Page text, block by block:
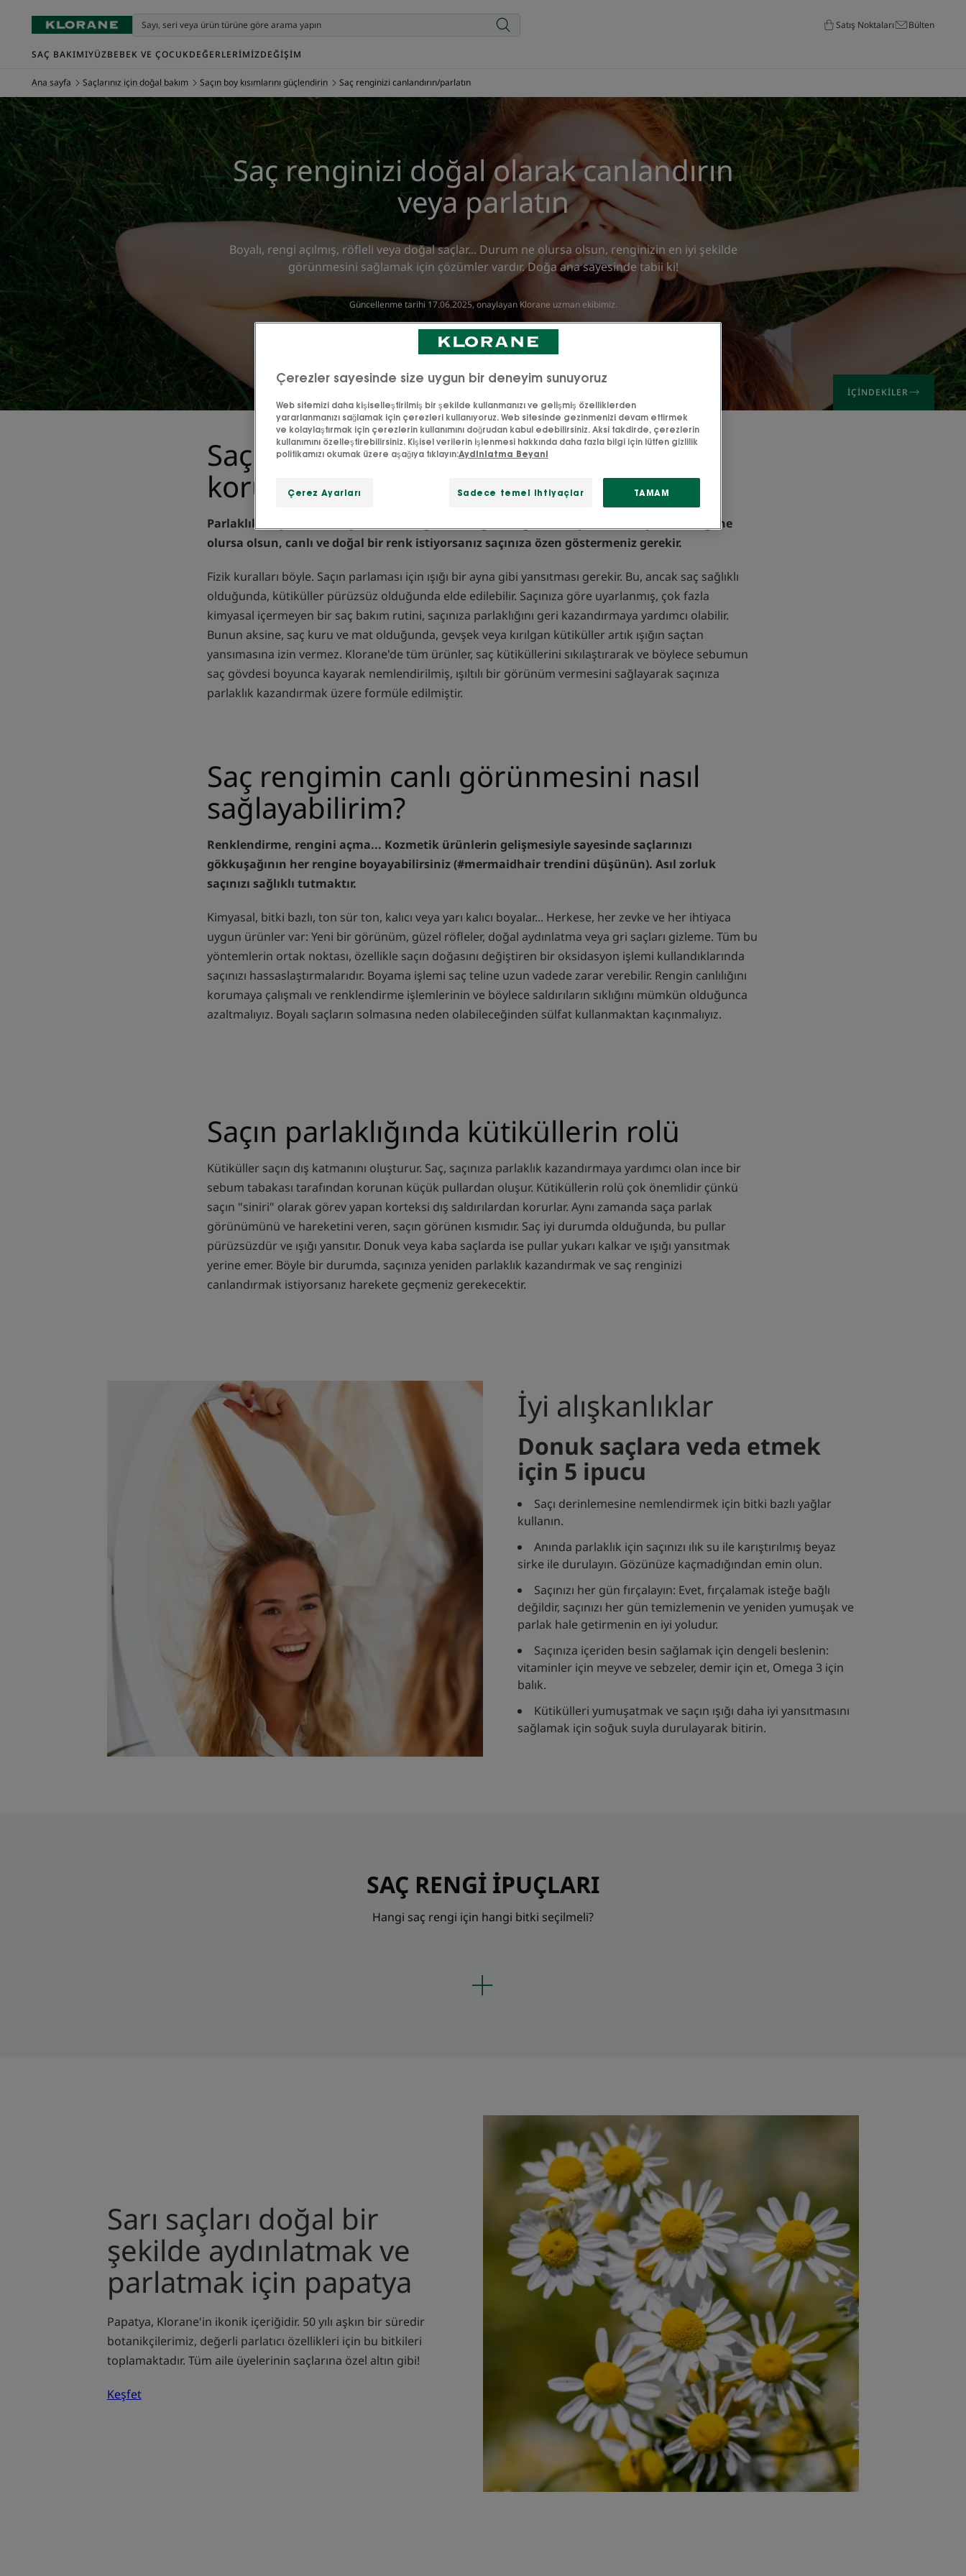
Satış Noktaları Bülten
SAÇ BAKIMIYÜZBEBEK VE ÇOCUKDEĞERLERIMIZDEĞIŞIM
Ana sayfa Saçlarınız için doğal bakım Saçın boy kısımlarını güçlendirin Saç renginizi canlandırın/parlatın
Saç renginizi doğal olarak canlandırın
veya parlatın
Boyalı, rengi açılmış, röfleli veya doğal saçlar... Durum ne olursa olsun, renginizin en iyi şekilde
görünmesini sağlamak için çözümler vardır. Doğa ana sayesinde tabii ki!
Güncellenme tarihi 17.06.2025, onaylayanKlorane uzman ekibimiz.
Saçın boy kısımlarını güçlendirin
İÇINDEKILER
Saç renginizi doğal olarak nasıl
koruyabilirsiniz?
Parlaklık, saçınızın ve saç derinizin sağlıklı olduğunun görünür işaretidir. Saçınızın rengi ne
olursa olsun, canlı ve doğal bir renk istiyorsanız saçınıza özen göstermeniz gerekir.
Fizik kuralları böyle. Saçın parlaması için ışığı bir ayna gibi yansıtması gerekir. Bu, ancak saç sağlıklı
olduğunda, kütiküller pürüzsüz olduğunda elde edilebilir. Saçınıza göre uyarlanmış, çok fazla
kimyasal içermeyen bir saç bakım rutini, saçınıza parlaklığını geri kazandırmaya yardımcı olabilir.
Bunun aksine, saç kuru ve mat olduğunda, gevşek veya kırılgan kütiküller artık ışığın saçtan
yansımasına izin vermez. Klorane'de tüm ürünler, saç kütiküllerini sıkılaştırarak ve böylece sebumun
saç gövdesi boyunca kayarak nemlendirilmiş, ışıltılı bir görünüm vermesini sağlayarak saçınıza
parlaklık kazandırmak üzere formüle edilmiştir.
Saç rengimin canlı görünmesini nasıl
sağlayabilirim?
Renklendirme, rengini açma... Kozmetik ürünlerin gelişmesiyle sayesinde saçlarınızı
gökkuşağının her rengine boyayabilirsiniz (#mermaidhair trendini düşünün). Asıl zorluk
saçınızı sağlıklı tutmaktır.
Kimyasal, bitki bazlı, ton sür ton, kalıcı veya yarı kalıcı boyalar... Herkese, her zevke ve her ihtiyaca
uygun ürünler var: Yeni bir görünüm, güzel röfleler, doğal aydınlatma veya gri saçları gizleme. Tüm bu
yöntemlerin ortak noktası, özellikle saçın doğasını değiştiren bir oksidasyon işlemi kullandıklarında
saçınızı hassaslaştırmalarıdır. Boyama işlemi saç teline uzun vadede zarar verebilir. Rengin canlılığını
korumaya çalışmalı ve renklendirme işlemlerinin ve böylece saldırıların sıklığını mümkün olduğunca
azaltmalıyız. Boyalı saçların solmasına neden olabileceğinden sülfat kullanmaktan kaçınmalıyız.
Saçın parlaklığında kütiküllerin rolü
Kütiküller saçın dış katmanını oluşturur. Saç, saçınıza parlaklık kazandırmaya yardımcı olan ince bir
sebum tabakası tarafından korunan küçük pullardan oluşur. Kütiküllerin rolü çok önemlidir çünkü
saçın "siniri" olarak görev yapan korteksi dış saldırılardan korurlar. Aynı zamanda saça parlak
görünümünü ve hareketini veren, saçın görünen kısmıdır. Saç iyi durumda olduğunda, bu pullar
pürüzsüzdür ve ışığı yansıtır. Donuk veya kaba saçlarda ise pullar yukarı kalkar ve ışığı yansıtmak
yerine emer. Böyle bir durumda, saçınıza yeniden parlaklık kazandırmak ve saç renginizi
canlandırmak istiyorsanız harekete geçmeniz gerekecektir.
İyi alışkanlıklar
Donuk saçlara veda etmek
için 5 ipucu
Saçı derinlemesine nemlendirmek için bitki bazlı yağlar
kullanın.
Anında parlaklık için saçınızı ılık su ile karıştırılmış beyaz
sirke ile durulayın. Gözünüze kaçmadığından emin olun.
Saçınızı her gün fırçalayın: Evet, fırçalamak isteğe bağlı
değildir, saçınızı her gün temizlemenin ve yeniden yumuşak ve
parlak hale getirmenin en iyi yoludur.
Saçınıza içeriden besin sağlamak için dengeli beslenin:
vitaminler için meyve ve sebzeler, demir için et, Omega 3 için
balık.
Kütikülleri yumuşatmak ve saçın ışığı daha iyi yansıtmasını
sağlamak için soğuk suyla durulayarak bitirin.
SAÇ RENGİ İPUÇLARI
Hangi saç rengi için hangi bitki seçilmeli?
Sarı saçları doğal bir
şekilde aydınlatmak ve
parlatmak için papatya
Papatya, Klorane'in ikonik içeriğidir. 50 yılı aşkın bir süredir
botanikçilerimiz, değerli parlatıcı özellikleri için bu bitkileri
toplamaktadır. Tüm aile üyelerinin saçlarına özel altın gibi!
Keşfet
Çerezler sayesinde size uygun bir deneyim sunuyoruz
Web sitemizi daha kişiselleştirilmiş bir şekilde kullanmanızı ve gelişmiş özelliklerden
yararlanmanızı sağlamak için çerezleri kullanıyoruz. Web sitesinde gezinmenizi devam ettirmek
ve kolaylaştırmak için çerezlerin kullanımını doğrudan kabul edebilirsiniz. Aksi takdirde, çerezlerin
kullanımını özelleştirebilirsiniz. Kişisel verilerin işlenmesi hakkında daha fazla bilgi için lütfen gizlilik
politikamızı okumak üzere aşağıya tıklayın:Aydinlatma Beyani
Çerez Ayarları Sadece temel ihtiyaçlar TAMAM